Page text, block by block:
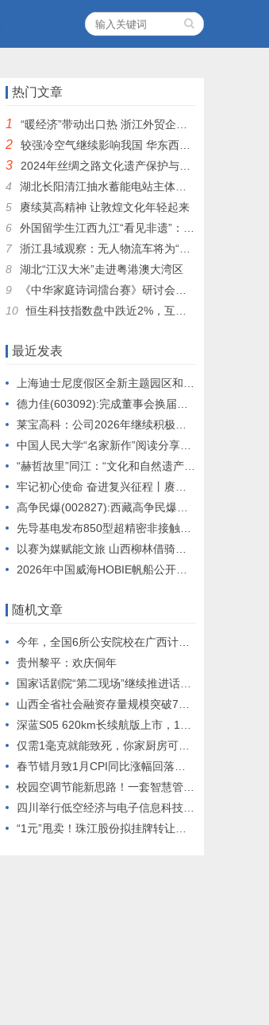
热门文章
1 “暖经济”带动出口热 浙江外贸企业双十二赶单忙
2 较强冷空气继续影响我国 华东西南部分地区弱降水
3
2024年丝绸之路文化遗产保护与利用产学研用合作研讨会在宁夏大学召开
4
湖北长阳清江抽水蓄能电站主体工程开工
5
赓续莫高精神 让敦煌文化年轻起来
6
外国留学生江西九江“看见非遗”：学茶艺做陶瓷 感受非遗魅力
7
浙江县域观察：无人物流车将为“中国民营快递之乡”带来什么？
8
湖北“江汉大米”走进粤港澳大湾区
9
《中华家庭诗词擂台赛》研讨会在京举行
10
恒生科技指数盘中跌近2%，互联网巨头走低；有色金属活跃，半导体板块直线拉升
最近发表
上海迪士尼度假区全新主题园区和两座新酒店正在建设中
德力佳(603092):完成董事会换届选举及聘任高级管理人员和证券事务代表
莱宝高科：公司2026年继续积极推进玻璃基面板级封装载板技术和产品的深入开发和相关合作
中国人民大学“名家新作”阅读分享会启动 首场共读《敦煌变》
“赫哲故里”同江：“文化和自然遗产日”激活非遗新活力
牢记初心使命 奋进复兴征程丨赓续红色血脉 走好新时代长征路
高争民爆(002827):西藏高争民爆股份有限公司董事、高级管理人员离职管理制度
先导基电发布850型超精密非接触轮廓仪 打破高端光学检测壁垒
以赛为媒赋能文旅 山西柳林借骑行赛事擦亮沿黄文旅
2026年中国威海HOBIE帆船公开赛暨HOBIE16亚洲锦标赛举行
随机文章
今年，全国6所公安院校在广西计划招生1009名！
贵州黎平：欢庆侗年
国家话剧院“第二现场”继续推进话剧数字化发展
山西全省社会融资存量规模突破7万亿元,山西全省社会融资存量规模突破7万亿元
深蓝S05 620km长续航版上市，12.99万元起
仅需1毫克就能致死，你家厨房可能就有！很多人都不知道
春节错月致1月CPI同比涨幅回落，反内卷带动相关领域价格改善
校园空调节能新思路！一套智慧管控系统省电两成、减轻后勤大半工作压力
四川举行低空经济与电子信息科技供需对接活动 打通创新转化“最后一公里”,四川举行低空经济与电子信息科技供需对接活动 打通创新转化“最后一公里”
“1元”甩卖！珠江股份拟挂牌转让旗下房地产公司41%股权 同步拟出售股票资产